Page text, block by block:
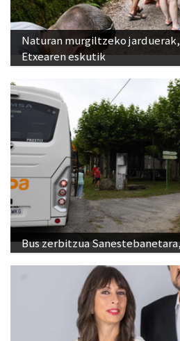
Naturan murgiltzeko
Etxearen eskutik
Bus zerbitzua